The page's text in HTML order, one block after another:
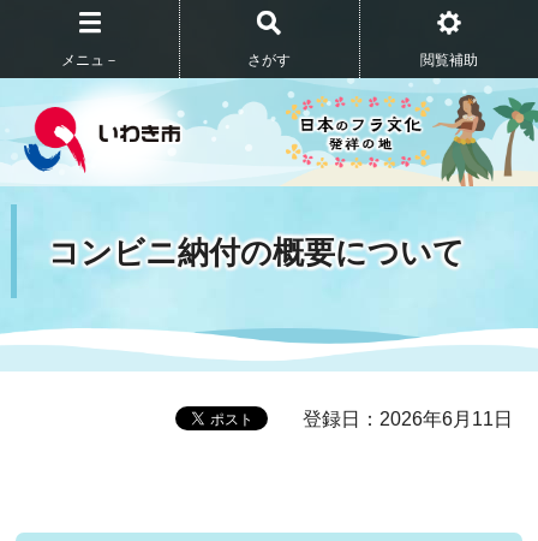
メニュ－ さがす 閲覧補助
コンビニ納付の概要について
登録日：2026年6月11日